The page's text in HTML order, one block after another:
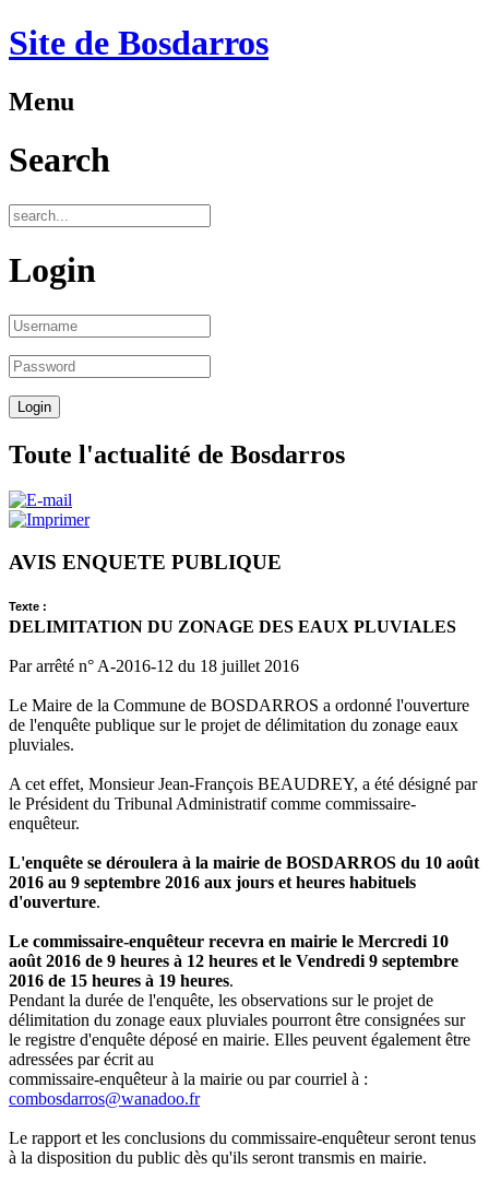
Site de Bosdarros
Menu
Search
Login
Toute l'actualité de Bosdarros
AVIS ENQUETE PUBLIQUE
Texte :
DELIMITATION DU ZONAGE DES EAUX PLUVIALES
Par arrêté n° A-2016-12 du 18 juillet 2016
Le Maire de la Commune de BOSDARROS a ordonné l'ouverture
de l'enquête publique sur le projet de délimitation du zonage eaux
pluviales.
A cet effet, Monsieur Jean-François BEAUDREY, a été désigné par
le Président du Tribunal Administratif comme commissaire-
enquêteur.
L'enquête se déroulera à la mairie de BOSDARROS du 10 août
2016 au 9 septembre 2016 aux jours et heures habituels
d'ouverture.
Le commissaire-enquêteur recevra en mairie le Mercredi 10
août 2016 de 9 heures à 12 heures et le Vendredi 9 septembre
2016 de 15 heures à 19 heures.
Pendant la durée de l'enquête, les observations sur le projet de
délimitation du zonage eaux pluviales pourront être consignées sur
le registre d'enquête déposé en mairie. Elles peuvent également être
adressées par écrit au
commissaire-enquêteur à la mairie ou par courriel à :
combosdarros@wanadoo.fr
Le rapport et les conclusions du commissaire-enquêteur seront tenus
à la disposition du public dès qu'ils seront transmis en mairie.